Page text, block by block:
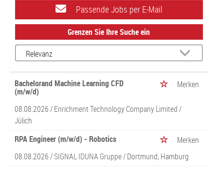
Passende Jobs per E-Mail
Grenzen Sie Ihre Suche ein
Bachelorand Machine Learning CFD
(m/w/d)
Merken
08.08.2026 /Enrichment Technology Company Limited/
Jülich
RPA Engineer (m/w/d) - Robotics
Merken
08.08.2026 /SIGNAL IDUNA Gruppe/ Dortmund, Hamburg